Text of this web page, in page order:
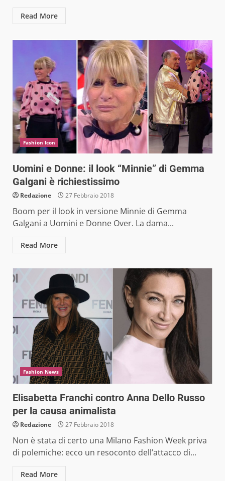
Read More
Fashion Icon
Uomini e Donne: il look “Minnie” di Gemma
Galgani è richiestissimo
Redazione 27 Febbraio 2018
Boom per il look in versione Minnie di Gemma
Galgani a Uomini e Donne Over. La dama...
Read More
Fashion News
Elisabetta Franchi contro Anna Dello Russo
per la causa animalista
Redazione 27 Febbraio 2018
Non è stata di certo una Milano Fashion Week priva
di polemiche: ecco un resoconto dell’attacco di...
Read More